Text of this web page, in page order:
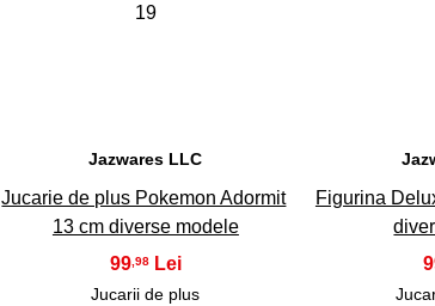
19
Jazwares LLC
Jucarie de plus Pokemon Adormit
13 cm diverse modele
99,98
Jucarii de plus
Figurina